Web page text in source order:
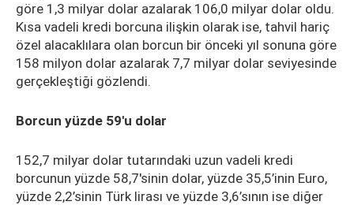
göre 1,3 milyar dolar azalarak 106,0 milyar dolar oldu.
Kısa vadeli kredi borcuna ilişkin olarak ise, tahvil hariç
özel alacaklılara olan borcun bir önceki yıl sonuna göre
158 milyon dolar azalarak 7,7 milyar dolar seviyesinde
gerçekleştiği gözlendi.
Borcun yüzde 59'u dolar
152,7 milyar dolar tutarındaki uzun vadeli kredi
borcunun yüzde 58,7'sinin dolar, yüzde 35,5’inin Euro,
yüzde 2,2’sinin Türk lirası ve yüzde 3,6’sının ise diğer